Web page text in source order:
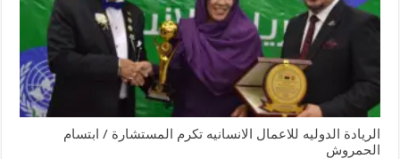
الريادة الدوليه للاعمال الانسانيه تكرم المستشارة / ابتسام
الحمروش